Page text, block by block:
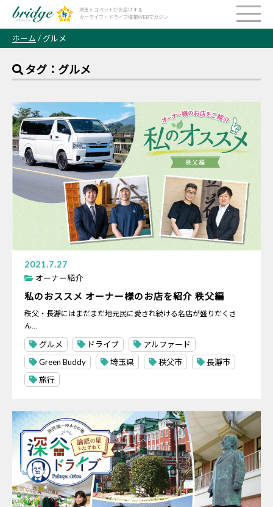
埼玉トヨペットがお届けする
カーライフ・ドライブ情報WEBマガジン
ホーム / グルメ
タグ：グルメ
2021.7.27
オーナー紹介
私のおススメ オーナー様のお店を紹介 秩父編
秩父・長瀞にはまだまだ地元民に愛され続ける名店が盛りだくさ
ん…
グルメ ドライブ
アルファード
Green Buddy
埼玉県 秩父市
長瀞市
旅行